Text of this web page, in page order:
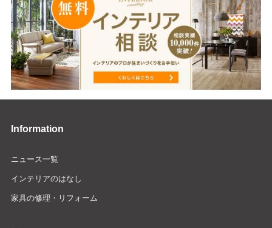
Information
ニュース一覧
インテリアのはなし
家具の修理・リフォーム